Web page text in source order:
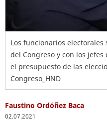
Los funcionarios
del Congreso y con los
el presupuesto de las
Congreso_HND
Faustino Ordóñez Baca
02.07.2021